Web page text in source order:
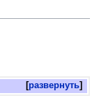
развернуть